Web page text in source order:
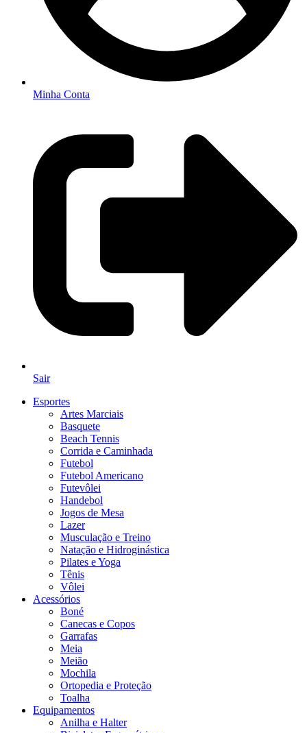
Minha Conta
Sair
Esportes
Artes Marciais
Basquete
Beach Tennis
Corrida e Caminhada
Futebol
Futebol Americano
Futevôlei
Handebol
Jogos de Mesa
Lazer
Musculação e Treino
Natação e Hidroginástica
Pilates e Yoga
Tênis
Vôlei
Acessórios
Boné
Canecas e Copos
Garrafas
Meia
Meião
Mochila
Ortopedia e Proteção
Toalha
Equipamentos
Anilha e Halter